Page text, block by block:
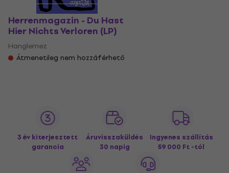
Herrenmagazin - Du Hast
Hier Nichts Verloren (LP)
Hanglemez
Átmenetileg nem hozzáférhető
3 év kiterjesztett
garancia
Áruvisszaküldés
30 napig
Ingyenes szállítás
59 000 Ft -tól